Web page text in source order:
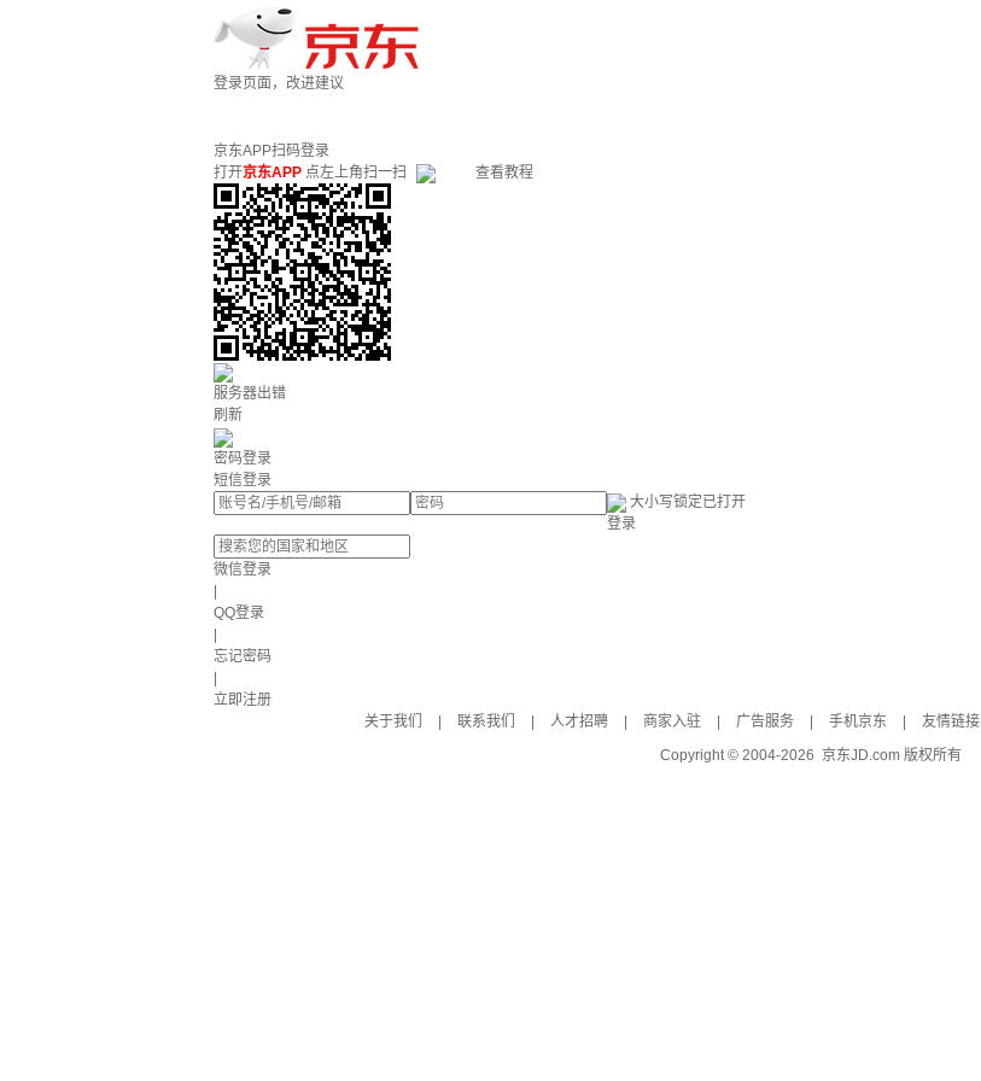
登录页面，改进建议
京东APP扫码登录
打开京东APP 点左上角扫一扫 查看教程
服务器出错
刷新
密码登录
短信登录
大小写锁定已打开
登录
微信登录
QQ登录
忘记密码
立即注册
关于我们
联系我们 人才招聘 商家入驻 广告服务 手机京东 友情链接
Copyright © 2004-2026 京东JD.com 版权所有